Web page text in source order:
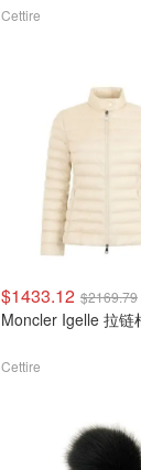
Cettire
$1433.12 $2169.79
Moncler Igelle 拉链
Cettire